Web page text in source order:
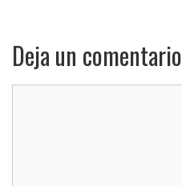
Deja un comentario